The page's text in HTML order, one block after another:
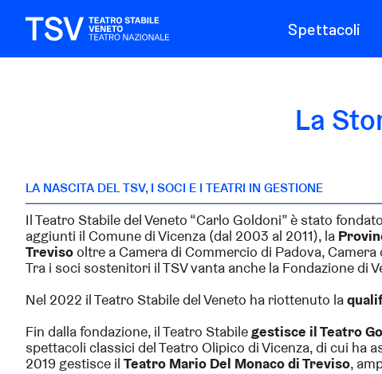
Spettacoli
La
LA NASCITA DEL TSV, I SOCI E I TEATRI IN GESTIONE
Il Teatro Stabile del Veneto “Carlo Goldoni” è stato
aggiunti il Comune di Vicenza (dal 2003 al 2011), la
Trevisooltre a Camera di Commercio di Padova,
Tra i soci sostenitori il TSV vanta anche la Fondazione di
Nel 2022 il Teatro Stabile del Veneto ha riottenuto la
Fin dalla fondazione, il Teatro Stabilegestisce il Teatro
spettacoli classici del Teatro Olipico di Vicenza, di cui ha
2019 gestisce il Teatro Mario Del Monaco di Treviso,